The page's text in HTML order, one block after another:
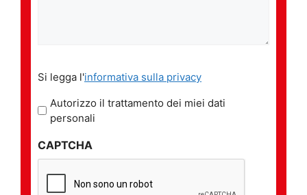
legga
l'informativa
sulla
*
Si legga l'informativa sulla privacy
Autorizzo il trattamento dei miei dati
personali
CAPTCHA